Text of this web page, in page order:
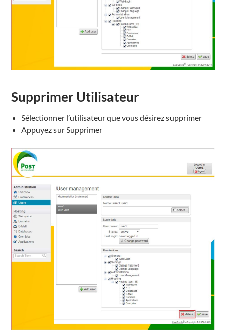
Supprimer Utilisateur
Sélectionner l’utilisateur que vous désirez supprimer
Appuyez sur Supprimer